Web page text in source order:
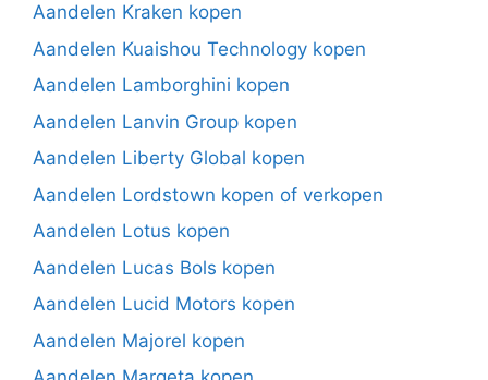
Aandelen Kraken kopen
Aandelen Kuaishou Technology kopen
Aandelen Lamborghini kopen
Aandelen Lanvin Group kopen
Aandelen Liberty Global kopen
Aandelen Lordstown kopen of verkopen
Aandelen Lotus kopen
Aandelen Lucas Bols kopen
Aandelen Lucid Motors kopen
Aandelen Majorel kopen